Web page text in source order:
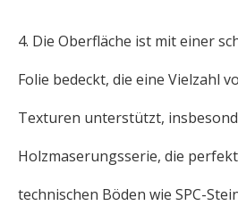
4. Die Oberfläche ist mit einer
Folie bedeckt, die eine Vielzahl
Texturen unterstützt,
Holzmaserungsserie, die
technischen Böden wie SPC-